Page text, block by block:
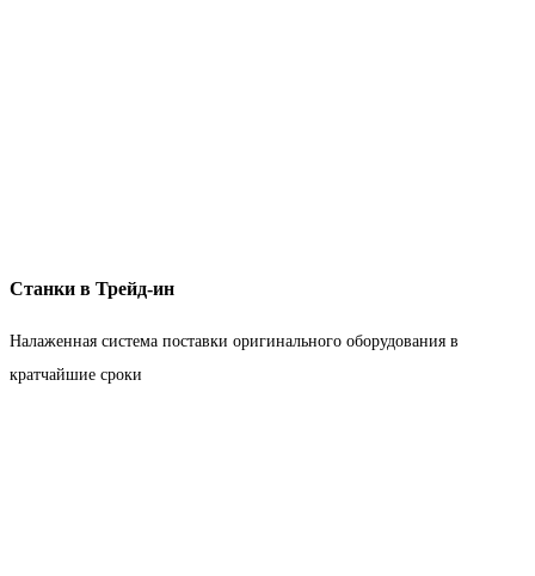
Станки в Трейд-ин
Налаженная система поставки оригинального оборудования в
кратчайшие сроки